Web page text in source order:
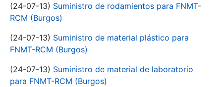
(24-07-13) Suministro de rodamientos para FNMT-
RCM (Burgos)
(24-07-13) Suministro de material plástico para
FNMT-RCM (Burgos)
(24-07-13) Suministro de material de laboratorio
para FNMT-RCM (Burgos)